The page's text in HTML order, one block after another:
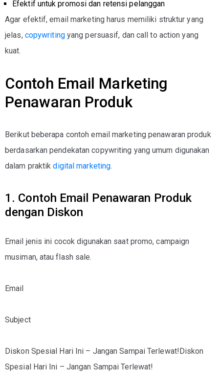
Efektif untuk promosi dan retensi pelanggan
Agar efektif, email marketing harus memiliki struktur yang
jelas, copywritingyang persuasif, dan call to action yang
kuat.
Contoh Email Marketing
Penawaran Produk
Berikut beberapa contoh email marketing penawaran produk
berdasarkan pendekatan copywriting yang umum digunakan
dalam praktikdigital marketing.
1. Contoh Email Penawaran Produk
dengan Diskon
Email jenis ini cocok digunakan saat promo, campaign
musiman, atau flash sale.
Email
Subject
Diskon Spesial Hari Ini – Jangan Sampai Terlewat!Diskon
Spesial Hari Ini – Jangan Sampai Terlewat!